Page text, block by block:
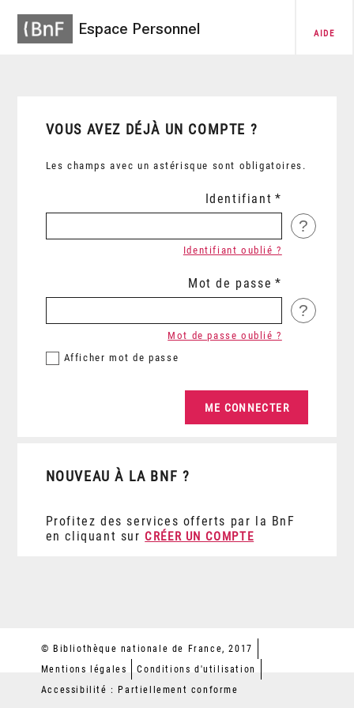
Espace Personnel AIDE
VOUS AVEZ DÉJÀ UN COMPTE ?
Les champs avec un astérisque sont obligatoires.
Identifiant
?
Identifiant oublié ?
Mot de passe
?
Afficher mot de passe
Mot de passe oublié ?
NOUVEAU À LA BNF ?
Profitez des services offerts par la BnF
en cliquant sur CRÉER UN COMPTE
© Bibliothèque nationale de France, 2017
Mentions légales
Conditions d'utilisation
Accessibilité : Partiellement conforme